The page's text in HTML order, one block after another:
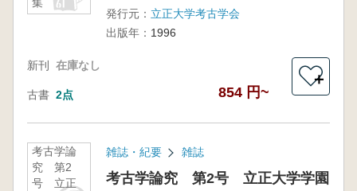
発行元： 立正大学考古学会
出版年： 1996
新刊 在庫なし
古書 2点 854 円~
＋
考古学論
究 第2
号 立正
雑誌・紀要 雑誌
考古学論究 第2号 立正大学学園